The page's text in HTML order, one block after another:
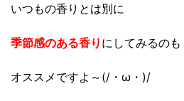
いつもの香りとは別に
季節感のある香り にしてみるのも
オススメですよ～(/・ω・)/